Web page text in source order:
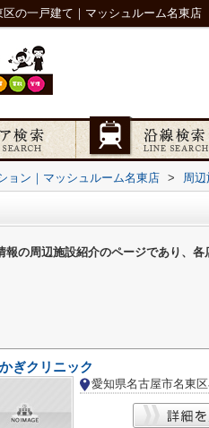
の一戸建て｜マッシュルーム名東店
ョン｜マッシュルーム名東店 > 周辺
の周辺施設紹介のページであり、各
ぎクリニック
愛知県名古屋市名東